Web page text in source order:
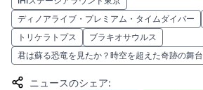
ディノアライブ・プレミアム・タイムダイバー
トリケラトプス
ブラキオサウルス
君は蘇る恐竜を見たか？時空を超えた奇跡の舞台
ニュースのシェア: